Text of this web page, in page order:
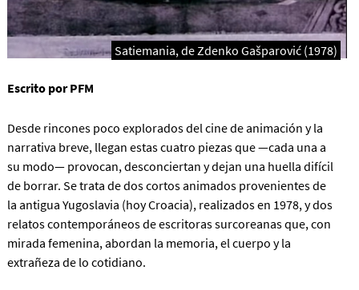
Satiemania, de Zdenko Gašparović (1978)
Escrito por PFM
Desde rincones poco explorados del cine de animación y la
narrativa breve, llegan estas cuatro piezas que —cada una a
su modo— provocan, desconciertan y dejan una huella difícil
de borrar. Se trata de dos cortos animados provenientes de
la antigua Yugoslavia (hoy Croacia), realizados en 1978, y dos
relatos contemporáneos de escritoras surcoreanas que, con
mirada femenina, abordan la memoria, el cuerpo y la
extrañeza de lo cotidiano.